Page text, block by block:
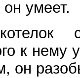
он умеет.
к нему
он